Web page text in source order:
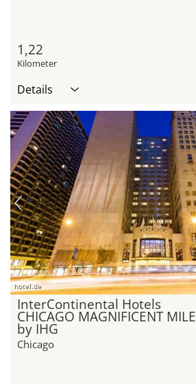
1,22
Kilometer
Details
hotel.de
InterContinental Hotels
CHICAGO MAGNIFICENT MILE
by IHG
Chicago